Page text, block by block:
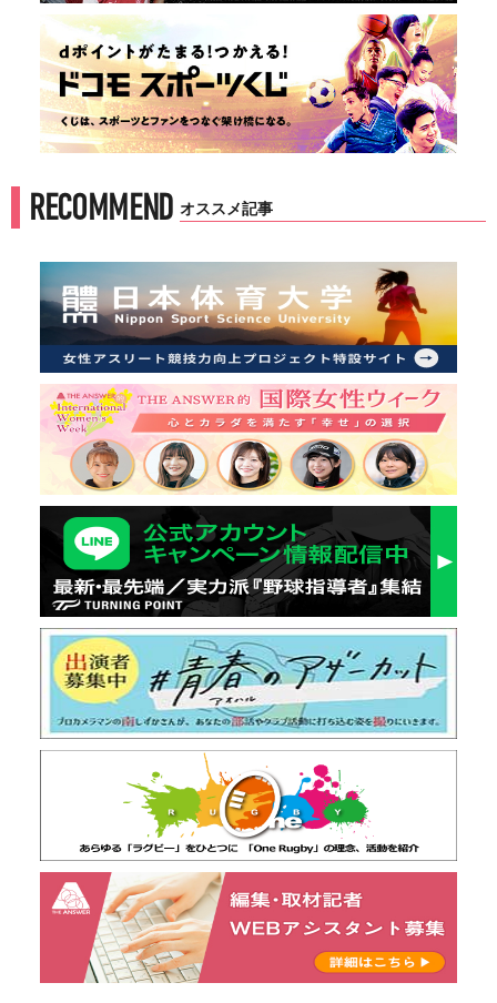
RECOMMEND オススメ記事